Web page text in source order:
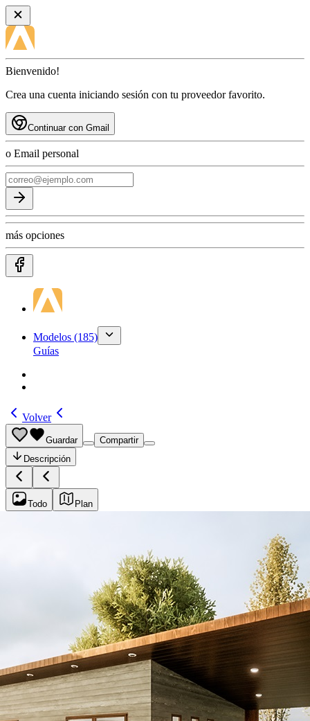
Bienvenido!
Crea una cuenta iniciando sesión con tu proveedor favorito.
Continuar con Gmail
o Email personal
más opciones
Modelos (185)
Guías
Volver
Guardar
Compartir
Descripción
Todo Plan